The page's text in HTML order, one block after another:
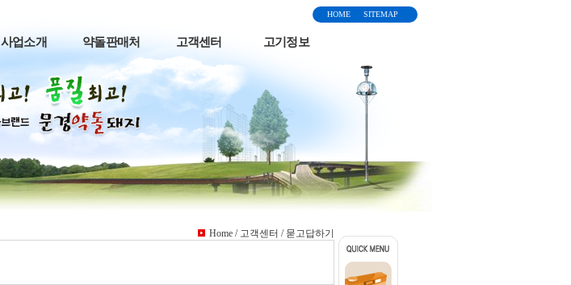
HOME SITEMAP
사업소개 약돌판매처 고객센터 고기정보
Home / 고객센터 / 묻고답하기